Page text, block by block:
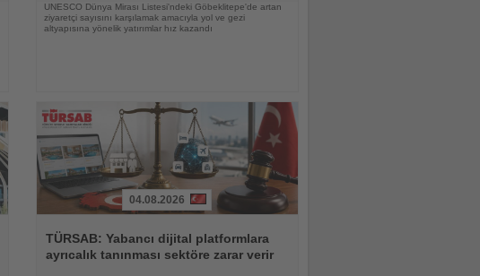
UNESCO Dünya Mirası Listesi'ndeki Göbeklitepe'de artan
ziyaretçi sayısını karşılamak amacıyla yol ve gezi
altyapısına yönelik yatırımlar hız kazandı
Oku
04.08.2026
TÜRSAB: Yabancı dijital platformlara
ayrıcalık tanınması sektöre zarar verir